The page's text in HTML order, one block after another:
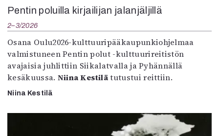
Pentin poluilla kirjailijan jalanjäljillä
2–3/2026
Osana Oulu2026-kulttuuripääkaupunkiohjelmaa
valmistuneen Pentin polut -kulttuurireitistön
avajaisia juhlittiin Siikalatvalla ja Pyhännällä
kesäkuussa. Niina Kestilätutustui reittiin.
Niina Kestilä